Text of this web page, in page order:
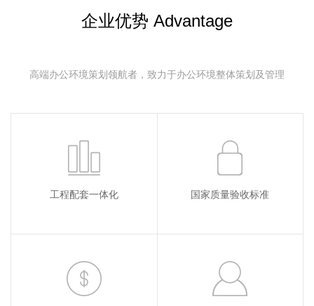
企业优势 Advantage
高端办公环境策划领航者，致力于办公环境整体策划及管理
工程配套一体化 国家质量验收标准